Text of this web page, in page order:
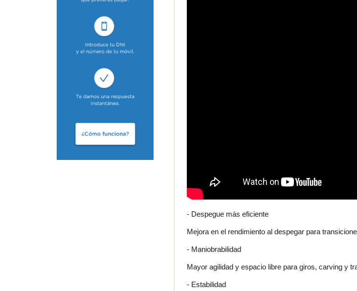
- Despegue más eficiente
Mejora en el rendimiento al despegar para
- Maniobrabilidad
Mayor agilidad y espacio libre para giros, carving y
- Estabilidad